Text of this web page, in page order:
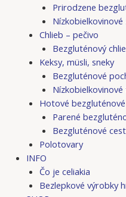
Prirodzene
Chlieb – pečivo
Bezgluténový
Keksy, müsli, sneky
Bezgluténové
Hotové
Parené
Bezgluténové
Polotovary
INFO
Čo je celiakia
Bezlepkové výrobky